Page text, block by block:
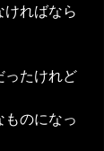
ればなら
ったけれど
のになっ